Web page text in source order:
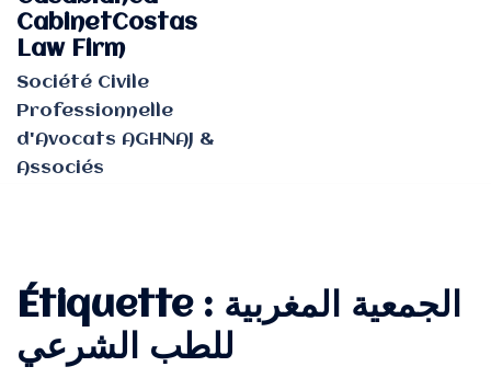
CabinetCostas
Law Firm
Société Civile
Professionnelle
d'Avocats AGHNAJ &
Associés
Étiquette : الجمعية المغربية
للطب الشرعي